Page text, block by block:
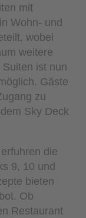
mit
Wohn- und
wobei
weitere
ist nun
Gäste
zu
Sky Deck
die
9, 10 und
bieten
Ob
Restaurant